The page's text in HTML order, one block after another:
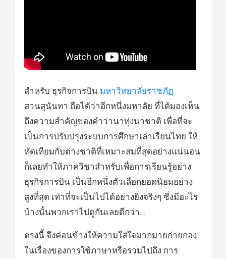
สำหรับ ธุรกิจการบิน มหาวิทยาลัยราชภัฏ
สวนสุนันทา ถือได้ว่าอีกหนึ่งมหาลัย ที่ได้มองเห็น
ถึงความสำคัญของคำว่านาทุ่งนาชาติ เพื่อที่จะ
เป็นการปรับปรุงระบบการศึกษาเล่าเรียนไทย ให้
ทัดเทียมกับต่างชาติที่เหมาะสมที่สุดอย่างแน่นอน
ก็เลยทำให้ภาควิชาสำหรับเพื่อการเรียนรู้อย่าง
ธุรกิจการบิน เป็นอีกหนึ่งตัวเลือกยอดนิยมอย่าง
สูงที่สุด เท่าที่จะเป็นไปได้อย่างยิ่งจริงๆ ซึ่งมีอะไร
บ้างนั้นพวกเราไปดูกันเลยดีกว่า…
ตรงนี้ จึงค่อนข้างให้ความใส่ใจมากมายก่ายกอง
ในเรื่องของการใช้ภาษาหรือรวมไปถึง การ